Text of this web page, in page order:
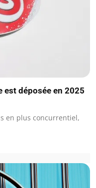
est déposée en 2025
en plus concurrentiel,